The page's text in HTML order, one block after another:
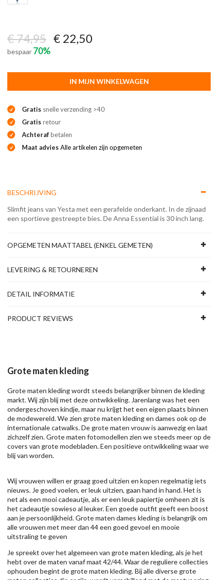
€ 74,95 € 22,50
bespaar 70%
IN MIJN WINKELWAGEN
Gratis snelle verzending >40
Gratis retour
Achterafbetalen
Maat advies Alle artikelen zijn opgemeten
BESCHRIJVING
Slimfit jeans van Yesta met een gerafelde onderkant. In de zijnaad
een sportieve gestreepte bies. De Anna Essential is 30 inch lang.
OPGEMETEN MAATTABEL (ENKEL GEMETEN)
LEVERING & RETOURNEREN
DETAIL INFORMATIE
PRODUCT REVIEWS
Grote maten kleding
Grote maten kleding wordt steeds belangrijker binnen de kleding
markt. Wij zijn blij met deze ontwikkeling. Jarenlang was het een
ondergeschoven kindje, maar nu krijgt het een eigen plaats binnen
de modewereld. We zien grote maten kleding en dames ook op de
internationale catwalks. De grote maten vrouw is aanwezig en laat
zichzelf zien. Grote maten fotomodellen zien we steeds meer op de
covers van grote modebladen. Een positieve ontwikkeling waar we
blij van worden.
Wij vrouwen willen er graag goed uitzien en kopen regelmatig iets
nieuws. Je goed voelen, er leuk uitzien, gaan hand in hand. Het is
net als een mooi cadeautje, als er een leuk papiertje omheen zit is
het cadeautje sowieso al leuker. Een goede outfit geeft een boost
aan je persoonlijkheid. Grote maten dames kleding is belangrijk om
alle vrouwen met meer dan 44 een goed gevoel en mooie
uitstraling te geven
Je spreekt over het algemeen van grote maten kleding, als je het
hebt over de maten vanaf maat 42/44. Waar de reguliere collecties
ophouden begint de grote maten kleding. Bij alle diverse grote